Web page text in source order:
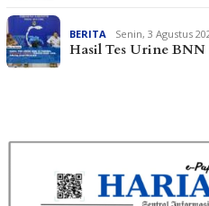
BERITA Senin, 3 Agustus
Hasil Tes Urine